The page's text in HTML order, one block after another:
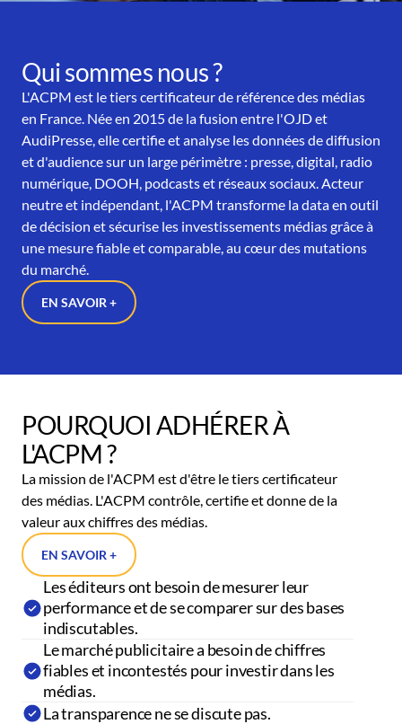
Qui sommes nous ?
L'ACPM est le tiers certificateur de référence des médias
en France. Née en 2015 de la fusion entre l'OJD et
AudiPresse, elle certifie et analyse les données de diffusion
et d'audience sur un large périmètre : presse, digital, radio
numérique, DOOH, podcasts et réseaux sociaux. Acteur
neutre et indépendant, l'ACPM transforme la data en outil
de décision et sécurise les investissements médias grâce à
une mesure fiable et comparable, au cœur des mutations
du marché.
EN SAVOIR +
POURQUOI ADHÉRER À
L'ACPM ?
La mission de l'ACPM est d'être le tiers certificateur
des médias. L'ACPM contrôle, certifie et donne de la
valeur aux chiffres des médias.
EN SAVOIR +
Les éditeurs ont besoin de mesurer leur
performance et de se comparer sur des bases
indiscutables.
Le marché publicitaire a besoin de chiffres
fiables et incontestés pour investir dans les
médias.
La transparence ne se discute pas.